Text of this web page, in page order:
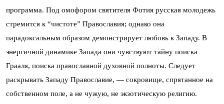
программа. Под омофором святителя Фотия русская молодежь
стремится к “чистоте” Православия; однако она
парадоксальным образом демонстрирует любовь к Западу. В
энергичной динамике Запада они чувствуют тайну поиска
Грааля, поиска православной духовной полноты. Следует
раскрывать Западу Православие, — сокровище, спрятанное на
собственном поле, а не чужую, не экзотическую религию.